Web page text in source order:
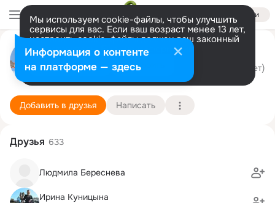
Войти
Мы используем cookie-файлы, чтобы улучшить
сервисы для вас. Если ваш возраст менее 13 лет,
настроить cookie-файлы должен ваш законный
представитель. Больше информации
Разрешить все Настроить
Игорь Холодков
г. Люберцы (Люберецкий район)12 сентября (106 лет)
44 гимназия
Подробнее
Добавить в друзья Написать
Друзья 633
Людмила Береснева
Ирина Куницына
Информация о контенте
на платформе — здесь